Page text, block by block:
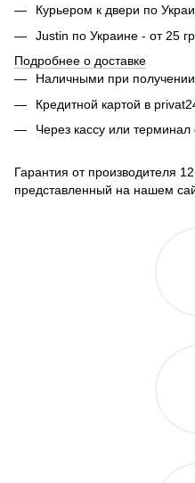
Курьером к двери по
Justin по Украине - от 25
Подробнее о доставке
Наличными при получении.
Кредитной картой в
Через кассу или
Гарантия от производителя
представленный на нашем